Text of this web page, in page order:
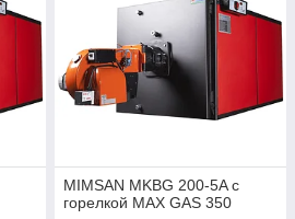
MIMSAN MKBG 200-5A с
горелкой MAX GAS 350